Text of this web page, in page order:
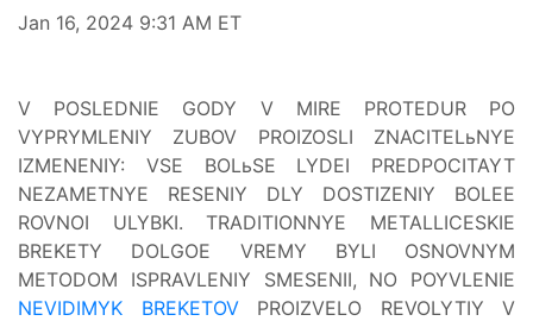
Jan 16, 2024 9:31 AM ET
V POSLEDNIE GODY V MIRE PROTEDUR PO
VYPRYMLENIY ZUBOV PROIZOSLI ZNACITELьNYE
IZMENENIY: VSE BOLьSE LYDEI PREDPOCITAYT
NEZAMETNYE RESENIY DLY DOSTIZENIY BOLEE
ROVNOI ULYBKI. TRADITIONNYE METALLICESKIE
BREKETY DOLGOE VREMY BYLI OSNOVNYM
METODOM ISPRAVLENIY SMESENII, NO POYVLENIE
NEVIDIMYK BREKETOVPROIZVELO REVOLYTIY V